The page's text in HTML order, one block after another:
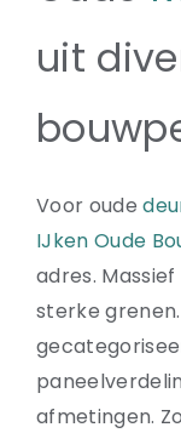
uit
Voor oude
IJken Oude
adres.
sterke
afmetingen.